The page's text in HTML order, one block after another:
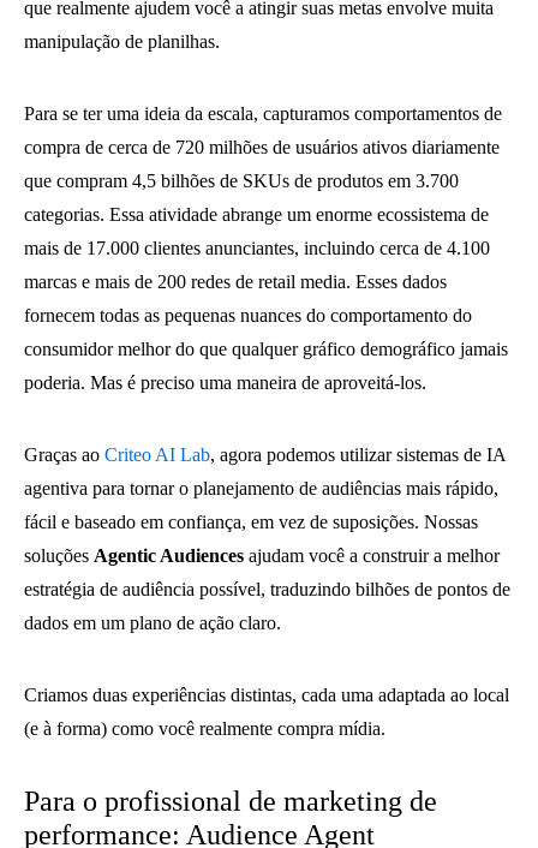
que realmente ajudem você a atingir suas metas envolve muita
manipulação de planilhas.
Para se ter uma ideia da escala, capturamos comportamentos de
compra de cerca de 720 milhões de usuários ativos diariamente
que compram 4,5 bilhões de SKUs de produtos em 3.700
categorias. Essa atividade abrange um enorme ecossistema de
mais de 17.000 clientes anunciantes, incluindo cerca de 4.100
marcas e mais de 200 redes de retail media. Esses dados
fornecem todas as pequenas nuances do comportamento do
consumidor melhor do que qualquer gráfico demográfico jamais
poderia. Mas é preciso uma maneira de aproveitá-los.
Graças ao Criteo AI Lab, agora podemos utilizar sistemas de IA
agentiva para tornar o planejamento de audiências mais rápido,
fácil e baseado em confiança, em vez de suposições. Nossas
soluções Agentic Audiences ajudam você a construir a melhor
estratégia de audiência possível, traduzindo bilhões de pontos de
dados em um plano de ação claro.
Criamos duas experiências distintas, cada uma adaptada ao local
(e à forma) como você realmente compra mídia.
Para o profissional de marketing de
performance: Audience Agent